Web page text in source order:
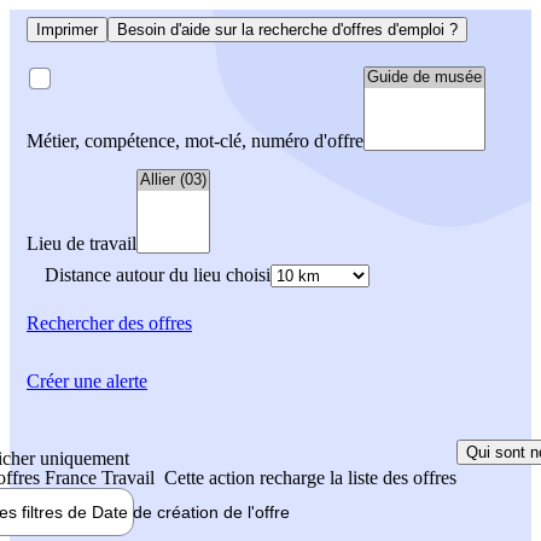
Imprimer Besoin d'aide sur la recherche d'offres d'emploi ?
Métier, compétence, mot-clé, numéro d'offre
Lieu de travail
Distance autour du lieu choisi
Rechercherdes offres
uniquement
France Travail Cette action recharge la liste des offres
Qui sont
filtres de Date de création de l'offre
Créer une alerte